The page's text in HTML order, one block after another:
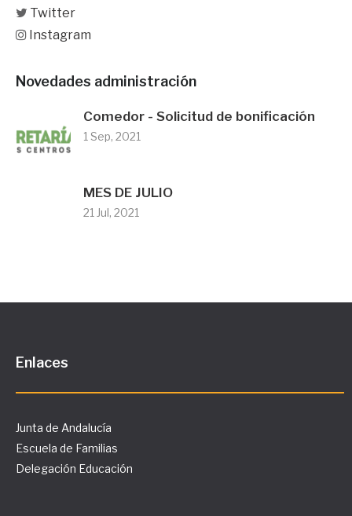
Twitter
Instagram
Novedades administración
Comedor - Solicitud de bonificación
1 Sep, 2021
MES DE JULIO
21 Jul, 2021
Enlaces
Junta de Andalucía
Escuela de Familias
Delegación Educación